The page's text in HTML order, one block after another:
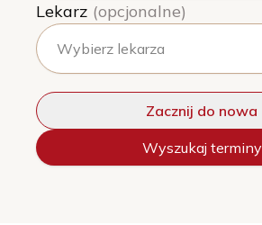
Lekarz (opcjonalne)
Wybierz lekarza
Zacznij do nowa
Wyszukaj terminy